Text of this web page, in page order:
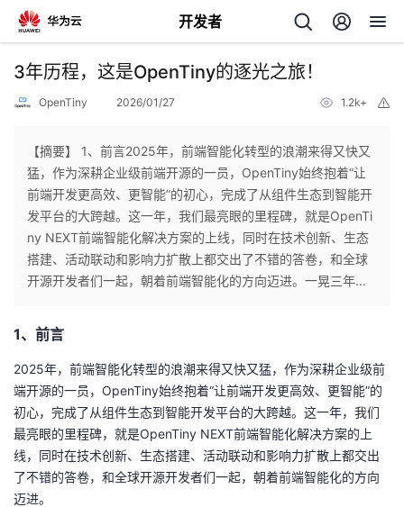
开发者
返
个
人
我
开
发
者
我
3年历程，这是OpenTiny的逐光之旅！
OpenTiny 2026/01/27 1.2k+
【摘要】 1、前言2025年，前端智能化转型的浪潮来得又快又
猛，作为深耕企业级前端开源的一员，OpenTiny始终抱着“让
前端开发更高效、更智能”的初心，完成了从组件生态到智能开
发平台的大跨越。这一年，我们最亮眼的里程碑，就是OpenTi
ny NEXT前端智能化解决方案的上线，同时在技术创新、生态
搭建、活动联动和影响力扩散上都交出了不错的答卷，和全球
开源开发者们一起，朝着前端智能化的方向迈进。一晃三年...
1、前言
2025年，前端智能化转型的浪潮来得又快又猛，作为深耕企业级前
端开源的一员，OpenTiny始终抱着“让前端开发更高效、更智能”的
初心，完成了从组件生态到智能开发平台的大跨越。这一年，我们
最亮眼的里程碑，就是OpenTiny NEXT前端智能化解决方案的上
线，同时在技术创新、生态搭建、活动联动和影响力扩散上都交出
了不错的答卷，和全球开源开发者们一起，朝着前端智能化的方向
迈进。